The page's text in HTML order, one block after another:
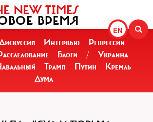
EN
NEW TIMES
ВРЕМЯ
Интервью
Репрессии
Блоги /
Украина
Трамп Путин
Кремль
Дума